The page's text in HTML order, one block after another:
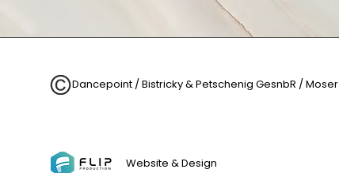
Dancepoint / Bistricky & Petschenig GesnbR / Moser
Website & Design